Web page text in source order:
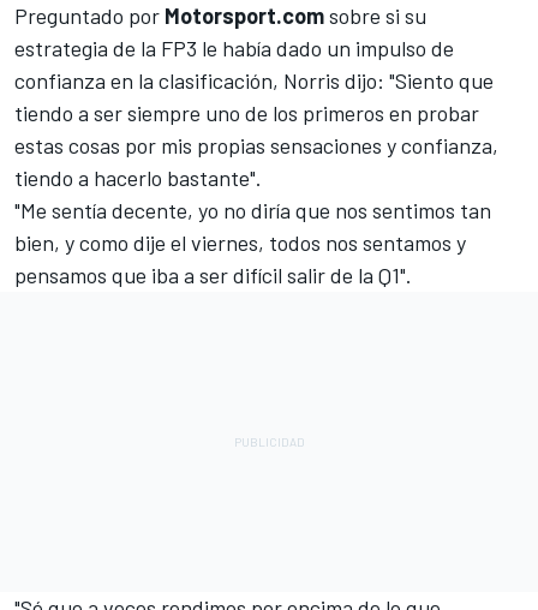
Preguntado por Motorsport.comsobre si su
estrategia de la FP3 le había dado un impulso de
confianza en la clasificación, Norris dijo: "Siento que
tiendo a ser siempre uno de los primeros en probar
estas cosas por mis propias sensaciones y confianza,
tiendo a hacerlo bastante".
"Me sentía decente, yo no diría que nos sentimos tan
bien, y como dije el viernes, todos nos sentamos y
pensamos que iba a ser difícil salir de la Q1".